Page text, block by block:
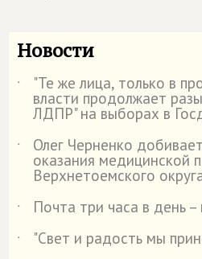
Новости
˙ "Те же лица, только в
власти продолжает
ЛДПР" на выборах в
˙
Олег Черненко
оказания медицинской
Верхнетоемского
˙
Почта три часа в день
˙
"Свет и радость мы